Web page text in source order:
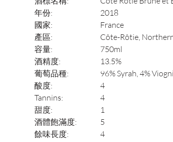
年份:
2018
國家:
France
產區:
Côte-Rôtie,
容量:
750ml
酒精度:
13.5%
葡萄品種:
96% Syrah, 4%
酸度:
4
Tannins:
4
甜度:
1
酒體飽滿度:
5
餘味長度:
4